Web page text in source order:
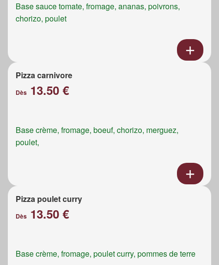
Base sauce tomate, fromage, ananas, poivrons,
chorizo, poulet
Pizza carnivore
Dès 13.50 €
Base crème, fromage, boeuf, chorizo, merguez,
poulet,
Pizza poulet curry
Dès 13.50 €
Base crème, fromage, poulet curry, pommes de terre